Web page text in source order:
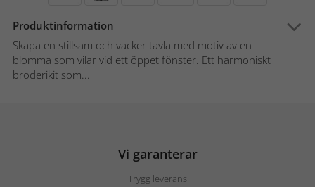
Produktinformation
Skapa en stillsam och vacker tavla med motiv av en
blomma som vilar vid ett öppet fönster. Ett harmoniskt
broderikit som...
Vi garanterar
Trygg leverans